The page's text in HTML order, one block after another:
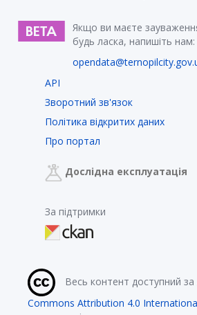
Якщо ви маєте
будь ласка, напишіть нам:
API
Зворотний зв'язок
Політика відкритих даних
Про портал
Дослідна експлуатація
За підтримки
Весь контент доступний за
Commons Attribution 4.0